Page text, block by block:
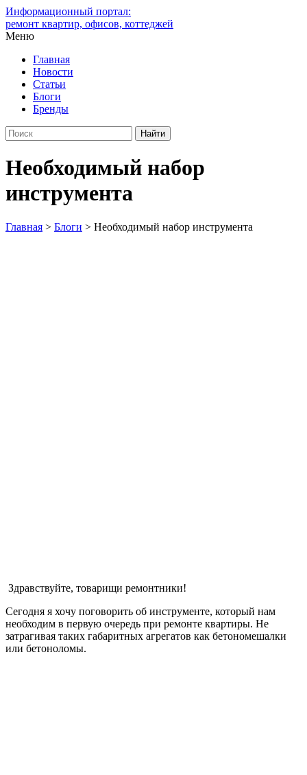
Информационный портал:
ремонт квартир, офисов, коттеджей
Меню
Главная
Новости
Статьи
Блоги
Бренды
Необходимый набор
инструмента
Главная > Блоги > Необходимый набор инструмента
Здравствуйте, товарищи ремонтники!
Сегодня я хочу поговорить об инструменте, который нам
необходим в первую очередь при ремонте квартиры. Не
затрагивая таких габаритных агрегатов как бетономешалки
или бетоноломы.